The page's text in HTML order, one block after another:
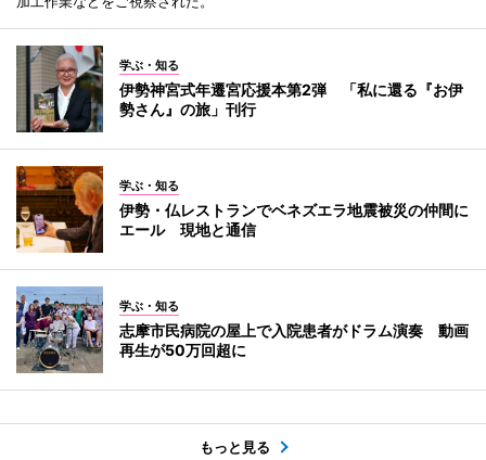
学ぶ・知る
伊勢神宮式年遷宮応援本第2弾 「私に還る『お伊
勢さん』の旅」刊行
学ぶ・知る
伊勢・仏レストランでベネズエラ地震被災の仲間に
エール 現地と通信
学ぶ・知る
志摩市民病院の屋上で入院患者がドラム演奏 動画
再生が50万回超に
もっと見る